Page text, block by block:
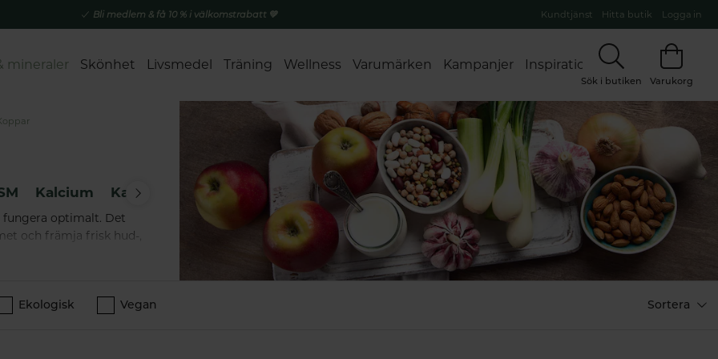
Bli medlem & få 10 % i välkomstrabatt 💚 Kundtjänst Hitta butik Logga in
mineraler Skönhet Livsmedel Träning Wellness Varumärken Kampanjer Inspiration
Sök i butiken Varukorg
Kalcium Kalium Kisel Koppar Mangan Jod
optimalt. Det
och främja frisk hud-,
att tänka på att för
följa rekommenderade
Ekologisk Vegan Sortera